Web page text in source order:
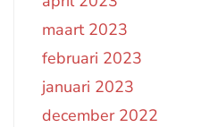
maart 2023
februari 2023
januari 2023
december 2022